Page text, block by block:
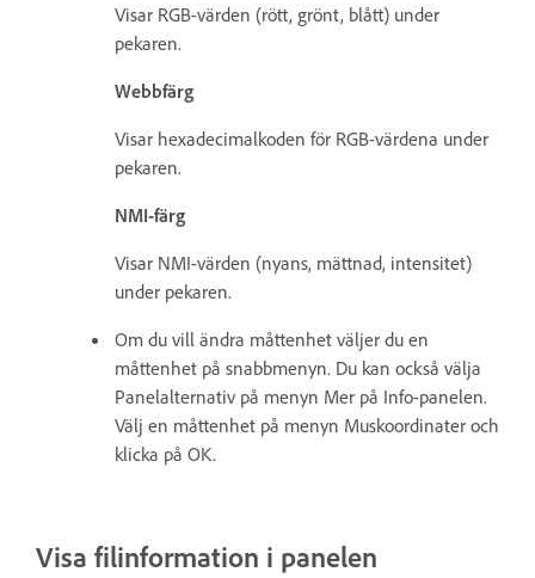
Visar RGB-värden (rött, grönt, blått) under
pekaren.
Webbfärg
Visar hexadecimalkoden för RGB-värdena under
pekaren.
NMI-färg
Visar NMI-värden (nyans, mättnad, intensitet)
under pekaren.
Om du vill ändra måttenhet väljer du en
måttenhet på snabbmenyn. Du kan också välja
Panelalternativ på menyn Mer på Info-panelen.
Välj en måttenhet på menyn Muskoordinater och
klicka på OK.
Visa filinformation i panelen